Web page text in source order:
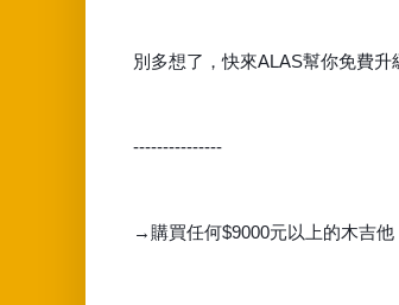
別多想了，快來ALAS幫你免費升
---------------
→購買任何$9000元以上的木吉